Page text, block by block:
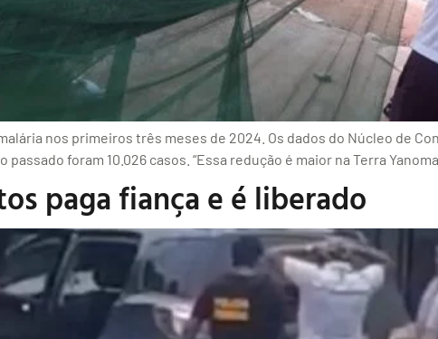
nos primeiros três meses de 2024. Os dados do Núcleo de
foram 10.026 casos. “Essa redução é maior na Terra
paga fiança e é liberado